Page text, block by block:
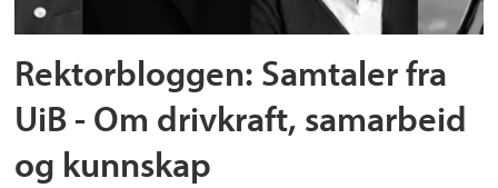
Rektorbloggen: Samtaler fra
UiB - Om drivkraft, samarbeid
og kunnskap